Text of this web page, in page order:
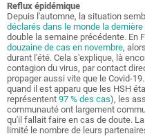
Reflux épidémique
Depuis l'automne, la situation
déclarés dans le monde la
double la semaine précédente. En
douzaine de cas en novembre,
durant l'été. Cela s'explique, là
contagion du virus, par contact
propager aussi vite que le Covid-
quand il est apparu que les HSH
représentent 97 % des cas), les
communauté ont largement
qu'il fallait faire en cas de doute.
limité le nombre de leurs